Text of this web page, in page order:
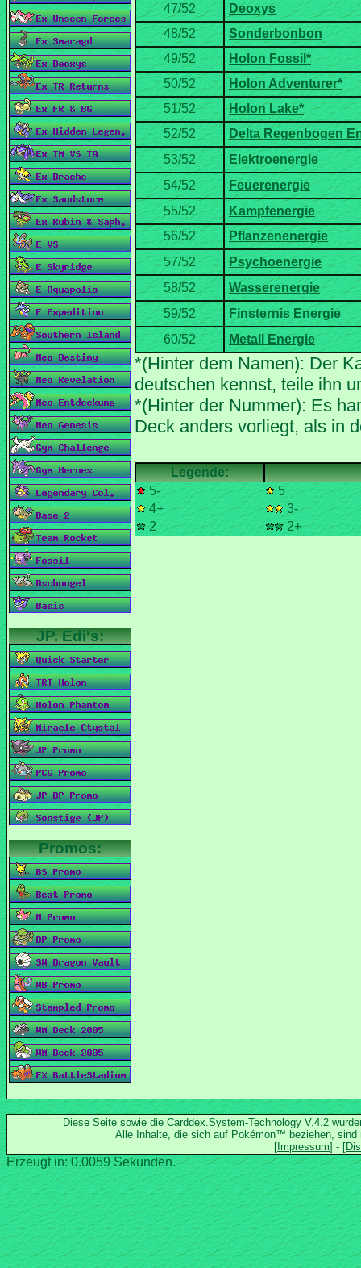
*(Hinter dem Namen): Der
*(Hinter der Nummer): Es
5-
5
4+
3-
2
2+
Diese Seite sowie die Carddex.System-Technology V.4.2
Alle Inhalte, die sich auf Pokémon™ beziehen, sind
Erzeugt in: 0.0059 Sekunden.